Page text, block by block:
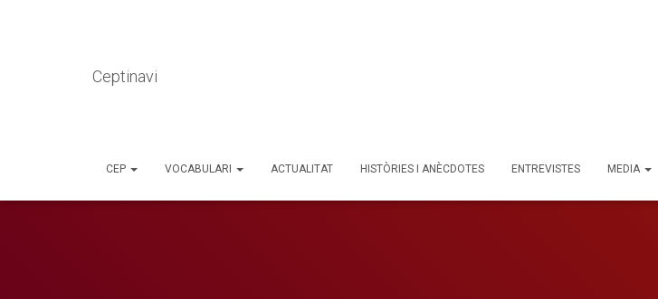
Ceptinavi
CEP VOCABULARI ACTUALITAT HISTÒRIES I ANÈCDOTES ENTREVISTES MEDIA